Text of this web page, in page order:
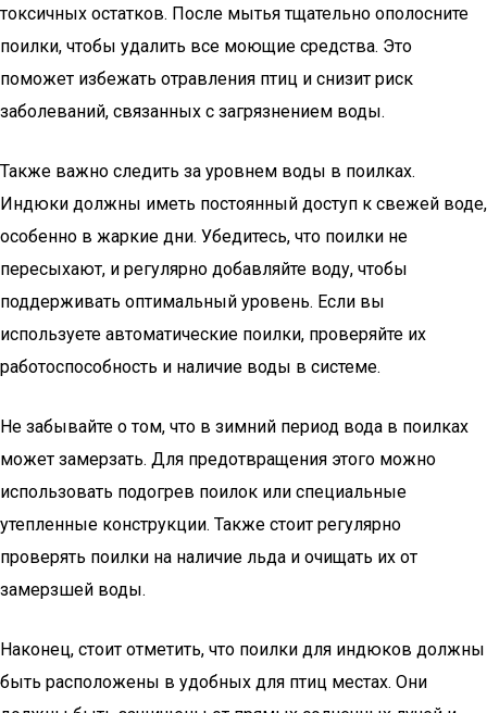
токсичных остатков. После мытья тщательно ополосните
поилки, чтобы удалить все моющие средства. Это
поможет избежать отравления птиц и снизит риск
заболеваний, связанных с загрязнением воды.
Также важно следить за уровнем воды в поилках.
Индюки должны иметь постоянный доступ к свежей воде,
особенно в жаркие дни. Убедитесь, что поилки не
пересыхают, и регулярно добавляйте воду, чтобы
поддерживать оптимальный уровень. Если вы
используете автоматические поилки, проверяйте их
работоспособность и наличие воды в системе.
Не забывайте о том, что в зимний период вода в поилках
может замерзать. Для предотвращения этого можно
использовать подогрев поилок или специальные
утепленные конструкции. Также стоит регулярно
проверять поилки на наличие льда и очищать их от
замерзшей воды.
Наконец, стоит отметить, что поилки для индюков должны
быть расположены в удобных для птиц местах. Они